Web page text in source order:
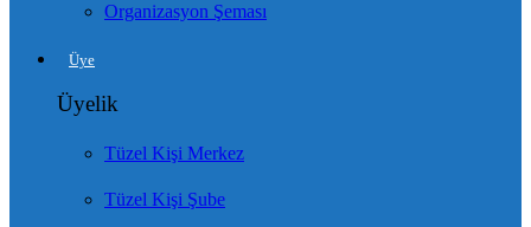
Organizasyon Şeması
Üye
Üyelik
Tüzel Kişi Merkez
Tüzel Kişi Şube